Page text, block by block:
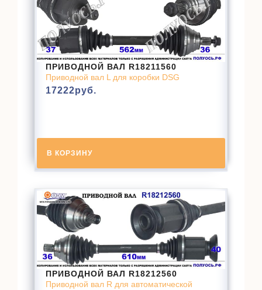
ПРИВОДНОЙ ВАЛ R18211560
Приводной вал L для коробки DSG
17222руб.
В КОРЗИНУ
ПРИВОДНОЙ ВАЛ R18212560
Приводной вал R для автоматической